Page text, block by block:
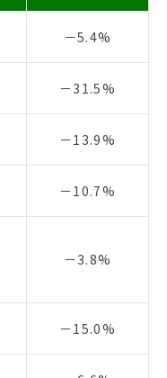
－5.4%
－31.5%
－13.9%
－10.7%
－3.8%
－15.0%